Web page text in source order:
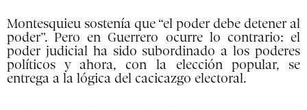
Montesquieu sostenía que “el poder debe detener al
poder”. Pero en Guerrero ocurre lo contrario: el
poder judicial ha sido subordinado a los poderes
políticos y ahora, con la elección popular, se
entrega a la lógica del cacicazgo electoral.